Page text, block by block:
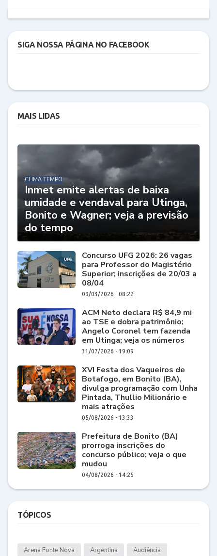
SIGA NOSSA PÁGINA NO FACEBOOK
MAIS LIDAS
CLIMA TEMPO
Inmet emite alertas de baixa
umidade e vendaval para Utinga,
Bonito e Wagner; veja a previsão
do tempo
Concurso UFG 2026: 26 vagas
para Professor do Magistério
Superior; inscrições de 20/03 a
08/04
09/03/2026 - 08:22
ACM Neto declara R$ 84,9 mi
ao TSE e dobra patrimônio;
Angelo Coronel tem fazenda
em Utinga; veja os números
31/07/2026 - 19:09
XVI Festa dos Vaqueiros de
Botafogo, em Bonito (BA),
divulga programação com Unha
Pintada, Thullio Milionário e
mais atrações
05/08/2026 - 13:33
Prefeitura de Bonito (BA)
prorroga inscrições do
concurso público; veja o que
mudou
04/08/2026 - 14:25
TÓPICOS
Arena Fonte Nova Argentina Audiência